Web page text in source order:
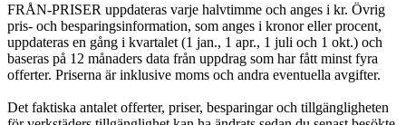
FRÅN-PRISER uppdateras varje halvtimme och anges i kr. Övrig
pris- och besparingsinformation, som anges i kronor eller procent,
uppdateras en gång i kvartalet (1 jan., 1 apr., 1 juli och 1 okt.) och
baseras på 12 månaders data från uppdrag som har fått minst fyra
offerter. Priserna är inklusive moms och andra eventuella avgifter.
Det faktiska antalet offerter, priser, besparingar och tillgängligheten